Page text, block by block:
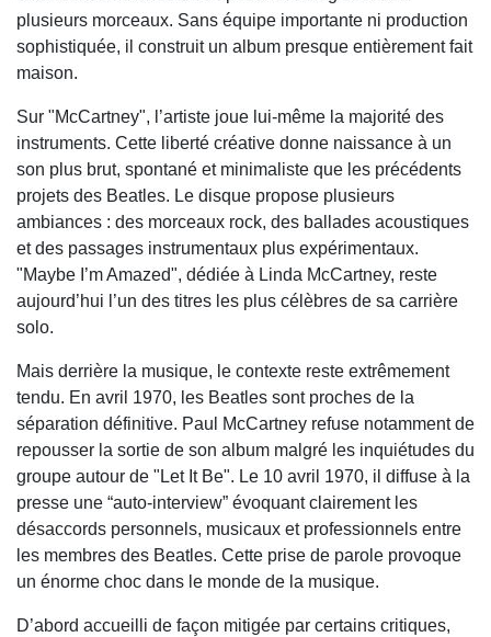
plusieurs morceaux. Sans équipe importante ni production
sophistiquée, il construit un album presque entièrement fait
maison.
Sur "McCartney", l’artiste joue lui-même la majorité des
instruments. Cette liberté créative donne naissance à un
son plus brut, spontané et minimaliste que les précédents
projets des Beatles. Le disque propose plusieurs
ambiances : des morceaux rock, des ballades acoustiques
et des passages instrumentaux plus expérimentaux.
"Maybe I’m Amazed", dédiée à Linda McCartney, reste
aujourd’hui l’un des titres les plus célèbres de sa carrière
solo.
Mais derrière la musique, le contexte reste extrêmement
tendu. En avril 1970, les Beatles sont proches de la
séparation définitive. Paul McCartney refuse notamment de
repousser la sortie de son album malgré les inquiétudes du
groupe autour de "Let It Be". Le 10 avril 1970, il diffuse à la
presse une “auto-interview” évoquant clairement les
désaccords personnels, musicaux et professionnels entre
les membres des Beatles. Cette prise de parole provoque
un énorme choc dans le monde de la musique.
D’abord accueilli de façon mitigée par certains critiques,